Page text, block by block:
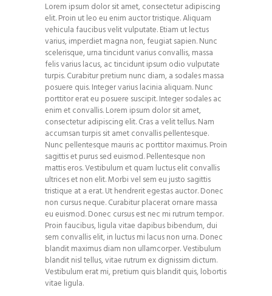
Lorem ipsum dolor sit amet, consectetur adipiscing
elit. Proin ut leo eu enim auctor tristique. Aliquam
vehicula faucibus velit vulputate. Etiam ut lectus
varius, imperdiet magna non, feugiat sapien. Nunc
scelerisque, urna tincidunt varius convallis, massa
felis varius lacus, ac tincidunt ipsum odio vulputate
turpis. Curabitur pretium nunc diam, a sodales massa
posuere quis. Integer varius lacinia aliquam. Nunc
porttitor erat eu posuere suscipit. Integer sodales ac
enim et convallis. Lorem ipsum dolor sit amet,
consectetur adipiscing elit. Cras a velit tellus. Nam
accumsan turpis sit amet convallis pellentesque.
Nunc pellentesque mauris ac porttitor maximus. Proin
sagittis et purus sed euismod. Pellentesque non
mattis eros. Vestibulum et quam luctus elit convallis
ultrices et non elit. Morbi vel sem eu justo sagittis
tristique at a erat. Ut hendrerit egestas auctor. Donec
non cursus neque. Curabitur placerat ornare massa
eu euismod. Donec cursus est nec mi rutrum tempor.
Proin faucibus, ligula vitae dapibus bibendum, dui
sem convallis elit, in luctus mi lacus non urna. Donec
blandit maximus diam non ullamcorper. Vestibulum
blandit nisl tellus, vitae rutrum ex dignissim dictum.
Vestibulum erat mi, pretium quis blandit quis, lobortis
vitae ligula.